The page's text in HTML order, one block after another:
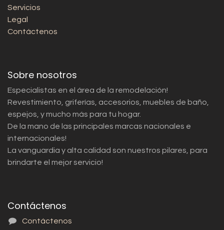
Servicios
Legal
Contáctenos
Sobre nosotros
Especialistas en el área de la remodelación!
Revestimiento, griferías, accesorios, muebles de baño,
espejos, y mucho más para tu hogar.
De la mano de las principales marcas nacionales e
internacionales!
La vanguardia y alta calidad son nuestros pilares, para
brindarte el mejor servicio!
Contáctenos
Contáctenos